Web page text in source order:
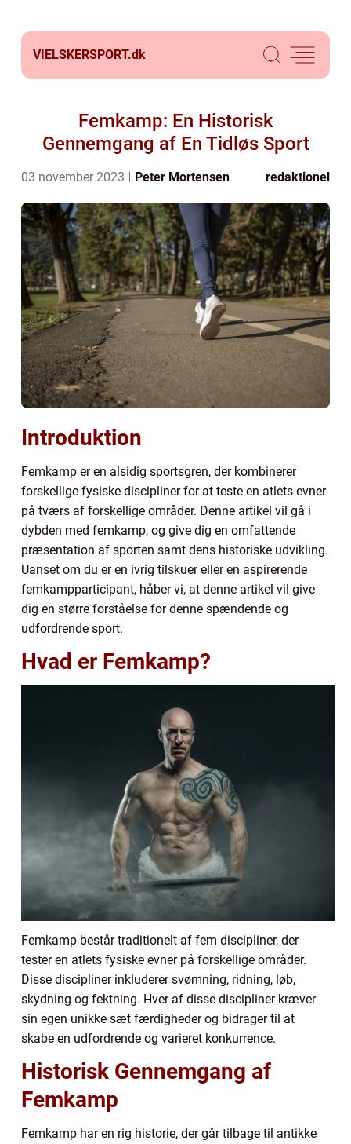
VIELSKERSPORT.dk
Femkamp: En Historisk
Gennemgang af En Tidløs Sport
03 november 2023 Peter Mortensen redaktionel
Introduktion
Femkamp er en alsidig sportsgren, der kombinerer
forskellige fysiske discipliner for at teste en atlets evner
på tværs af forskellige områder. Denne artikel vil gå i
dybden med femkamp, og give dig en omfattende
præsentation af sporten samt dens historiske udvikling.
Uanset om du er en ivrig tilskuer eller en aspirerende
femkampparticipant, håber vi, at denne artikel vil give
dig en større forståelse for denne spændende og
udfordrende sport.
Hvad er Femkamp?
Femkamp består traditionelt af fem discipliner, der
tester en atlets fysiske evner på forskellige områder.
Disse discipliner inkluderer svømning, ridning, løb,
skydning og fektning. Hver af disse discipliner kræver
sin egen unikke sæt færdigheder og bidrager til at
skabe en udfordrende og varieret konkurrence.
Historisk Gennemgang af
Femkamp
Femkamp har en rig historie, der går tilbage til antikke